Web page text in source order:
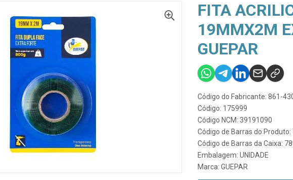
FITA
19MMX2M
GUEPAR
Código do Fabricante: 861-
Código: 175999
Código NCM: 39191090
Código de Barras do
Código de Barras da Caixa:
Embalagem: UNIDADE
Marca: GUEPAR